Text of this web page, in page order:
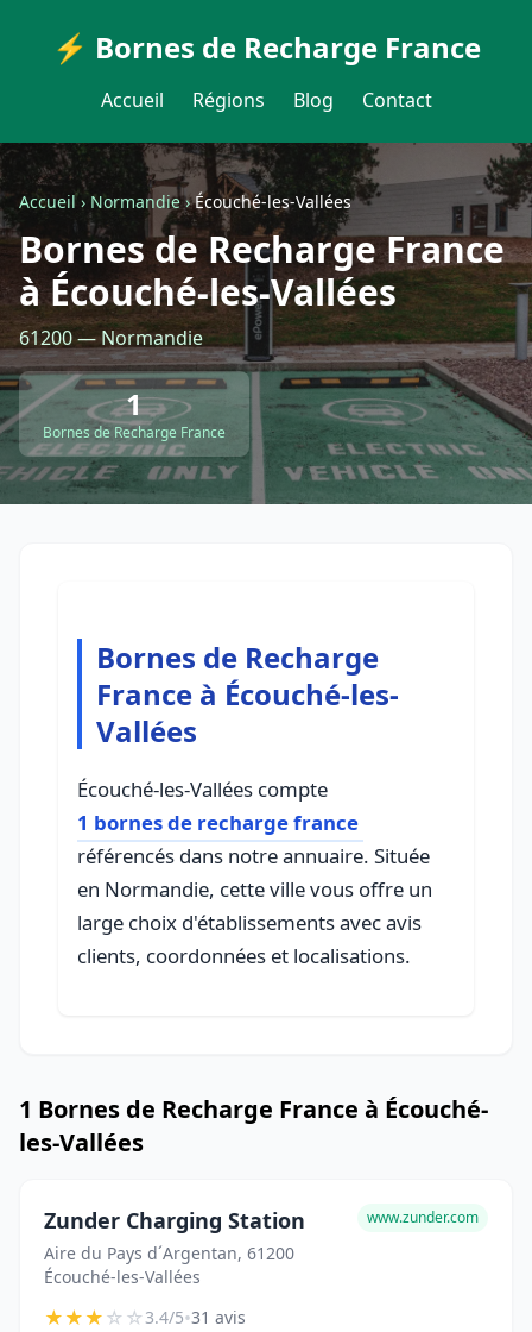
⚡ Bornes de Recharge France
Accueil Régions Blog Contact
Accueil›Normandie›Écouché-les-Vallées
Bornes de Recharge France
à Écouché-les-Vallées
61200 — Normandie
1
Bornes de Recharge France
Bornes de Recharge
France à Écouché-les-
Vallées
Écouché-les-Vallées compte
1 bornes de recharge france
référencés dans notre annuaire. Située
en Normandie, cette ville vous offre un
large choix d'établissements avec avis
clients, coordonnées et localisations.
1 Bornes de Recharge France à Écouché-
les-Vallées
Zunder Charging Station
Aire du Pays d´Argentan, 61200
Écouché-les-Vallées
www.zunder.com
★★★☆☆3.4/5•31 avis